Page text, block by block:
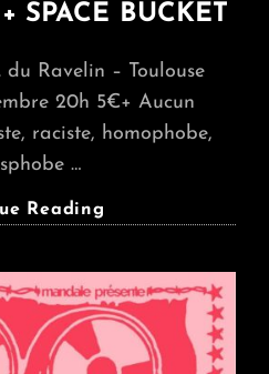
SPACE BUCKET
Ravelin – Toulouse
20h 5€+ Aucun
raciste, homophobe,
…
Reading
BUCKET